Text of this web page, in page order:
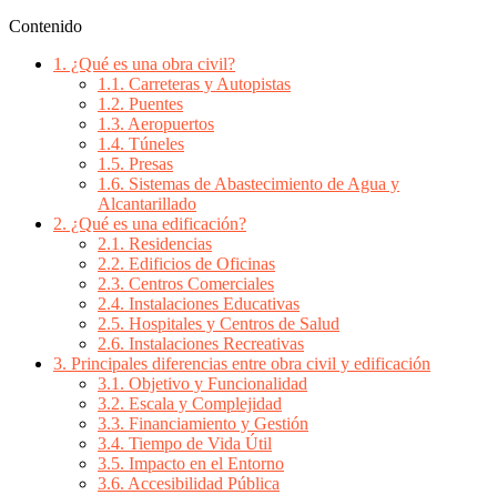
Contenido
1. ¿Qué es una obra civil?
1.1. Carreteras y Autopistas
1.2. Puentes
1.3. Aeropuertos
1.4. Túneles
1.5. Presas
1.6. Sistemas de Abastecimiento de Agua y
Alcantarillado
2. ¿Qué es una edificación?
2.1. Residencias
2.2. Edificios de Oficinas
2.3. Centros Comerciales
2.4. Instalaciones Educativas
2.5. Hospitales y Centros de Salud
2.6. Instalaciones Recreativas
3. Principales diferencias entre obra civil y edificación
3.1. Objetivo y Funcionalidad
3.2. Escala y Complejidad
3.3. Financiamiento y Gestión
3.4. Tiempo de Vida Útil
3.5. Impacto en el Entorno
3.6. Accesibilidad Pública